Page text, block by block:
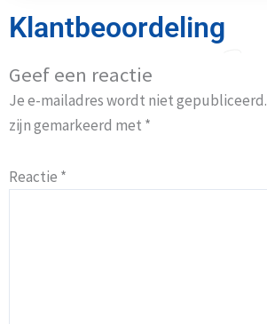
Klantbeoordeling
Geef een reactie
Je e-mailadres wordt niet gepubliceerd.
zijn gemarkeerd met *
Reactie *